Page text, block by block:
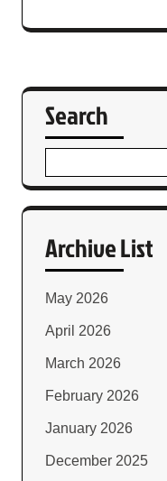
Search
Archive List
May 2026
April 2026
March 2026
February 2026
January 2026
December 2025